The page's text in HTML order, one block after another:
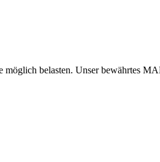
möglich belasten. Unser bewährtes